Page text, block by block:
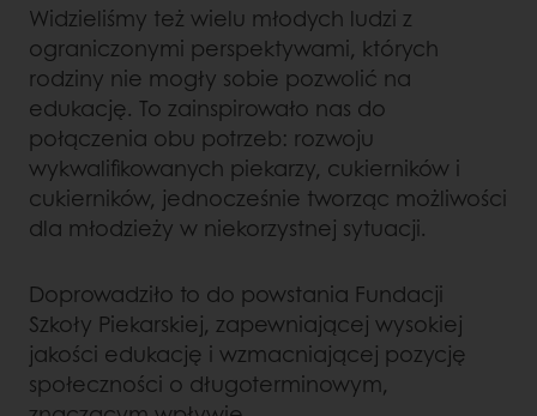
Widzieliśmy też wielu młodych ludzi z
ograniczonymi perspektywami, których
rodziny nie mogły sobie pozwolić na
edukację. To zainspirowało nas do
połączenia obu potrzeb: rozwoju
wykwalifikowanych piekarzy, cukierników i
cukierników, jednocześnie tworząc możliwości
dla młodzieży w niekorzystnej sytuacji.
Doprowadziło to do powstania Fundacji
Szkoły Piekarskiej, zapewniającej wysokiej
jakości edukację i wzmacniającej pozycję
społeczności o długoterminowym,